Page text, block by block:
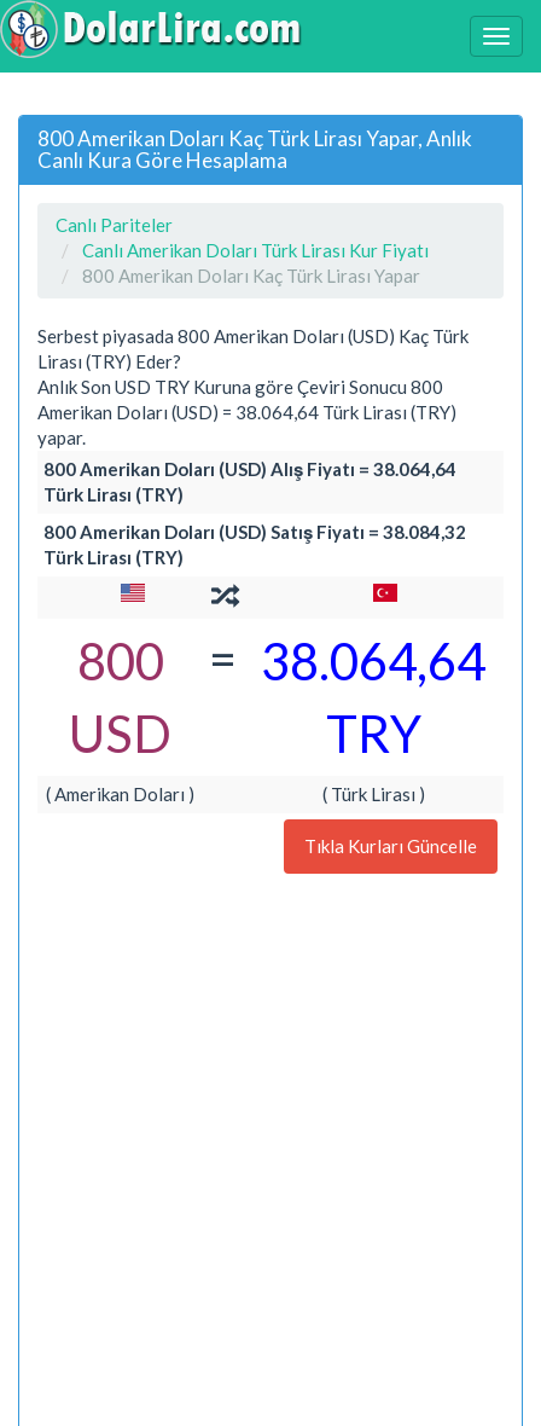
800 Amerikan Doları Kaç Türk Lirası Yapar, Anlık
Canlı Kura Göre Hesaplama
Canlı Pariteler
Canlı Amerikan Doları Türk Lirası Kur Fiyatı
800 Amerikan Doları Kaç Türk Lirası Yapar
Serbest piyasada 800 Amerikan Doları (USD) Kaç Türk
Lirası (TRY) Eder?
Anlık Son USD TRY Kuruna göre Çeviri Sonucu 800
Amerikan Doları (USD) = 38.064,64 Türk Lirası (TRY)
yapar.
800 Amerikan Doları (USD) Alış Fiyatı = 38.064,64
Türk Lirası (TRY)
800 Amerikan Doları (USD) Satış Fiyatı = 38.084,32
Türk Lirası (TRY)
800
USD
= 38.064,64
TRY
( Amerikan Doları ) ( Türk Lirası )
Tıkla Kurları Güncelle